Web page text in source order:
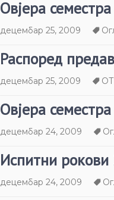
Овјера
децембар 25, 2009
Распоред
децембар 25, 2009
Овјера
децембар 24, 2009
Испитни
децембар 24, 2009